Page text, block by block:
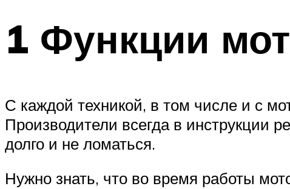
1 Функции
С каждой техникой, в том числе и с
Производители всегда в инструкции
долго и не ломаться.
Нужно знать, что во время работы